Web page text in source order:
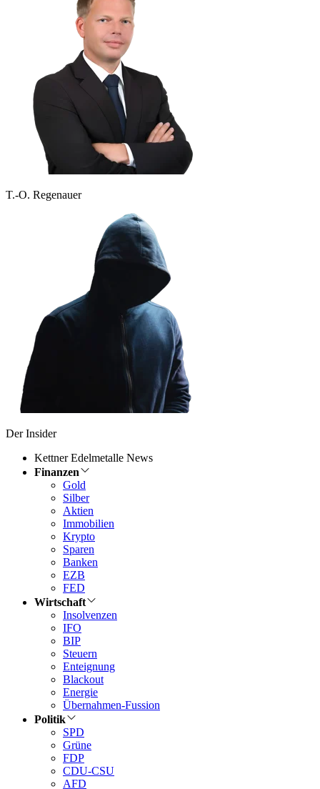
T.-O. Regenauer
Der Insider
Kettner Edelmetalle News
Finanzen
Gold
Silber
Aktien
Immobilien
Krypto
Sparen
Banken
EZB
FED
Wirtschaft
Insolvenzen
IFO
BIP
Steuern
Enteignung
Blackout
Energie
Übernahmen-Fussion
Politik
SPD
Grüne
FDP
CDU-CSU
AFD